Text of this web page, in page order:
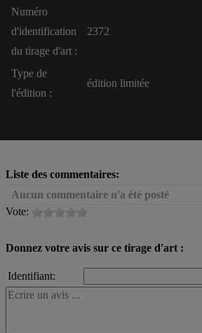
Numéro
d'identification
du tirage d'art :
2372
Type de
l'édition :
édition limitée
Liste des commentaires:
Aucun commentaire n'a été posté
Vote:
Donnez votre avis sur ce tirage d'art :
Identifiant: